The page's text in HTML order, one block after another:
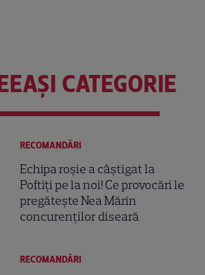
CATEGORIE
RECOMANDĂRI
Echipa roșie a câștigat la
Poftiți pe la noi! Ce provocări le
pregătește Nea Mărin
concurenților diseară
RECOMANDĂRI